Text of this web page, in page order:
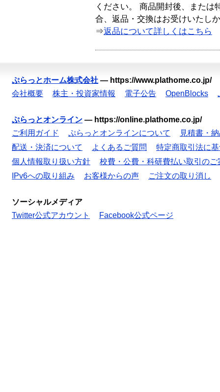
ください。 商品開封後、または
合、返品・交換はお受けいたし
⇒返品について詳しくはこちら
ぷらっとホーム株式会社 — https://www.plathome.co.jp/
会社概要
株主・投資家情報 電子公告 OpenBlocks
ぷらっとオンライン — https://online.plathome.co.jp/
ご利用ガイド
ぷらっとオンラインについて
見積書・
配送・決済について
よくあるご質問
特定商取引法に
個人情報取り扱い方針
校費・公費・科研費払い取引のご
IPv6への取り組み
お客様からの声 ご注文の取り消し
ソーシャルメディア
Twitter公式アカウント
Facebook公式ページ